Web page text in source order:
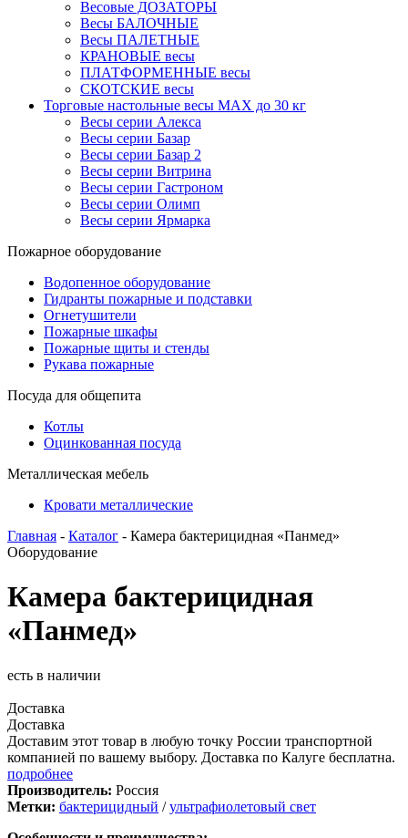
Весовые ДОЗАТОРЫ
Весы БАЛОЧНЫЕ
Весы ПАЛЕТНЫЕ
КРАНОВЫЕ весы
ПЛАТФОРМЕННЫЕ весы
СКОТСКИЕ весы
Торговые настольные весы MAX до 30 кг
Весы серии Алекса
Весы серии Базар
Весы серии Базар 2
Весы серии Витрина
Весы серии Гастроном
Весы серии Олимп
Весы серии Ярмарка
Пожарное оборудование
Водопенное оборудование
Гидранты пожарные и подставки
Огнетушители
Пожарные шкафы
Пожарные щиты и стенды
Рукава пожарные
Посуда для общепита
Котлы
Оцинкованная посуда
Металлическая мебель
Кровати металлические
Главная - Каталог - Камера бактерицидная «Панмед»
Оборудование
Камера бактерицидная
«Панмед»
есть в наличии
Доставка
Доставка
Доставим этот товар в любую точку России транспортной
компанией по вашему выбору. Доставка по Калуге бесплатна.
подробнее
Производитель: Россия
Метки: бактерицидный /ультрафиолетовый свет